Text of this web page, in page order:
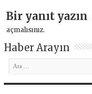
Bir yanıt yazın
açmalısınız.
Haber Arayın